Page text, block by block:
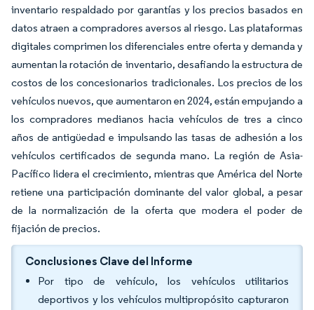
inventario respaldado por garantías y los precios basados en
datos atraen a compradores aversos al riesgo. Las plataformas
digitales comprimen los diferenciales entre oferta y demanda y
aumentan la rotación de inventario, desafiando la estructura de
costos de los concesionarios tradicionales. Los precios de los
vehículos nuevos, que aumentaron en 2024, están empujando a
los compradores medianos hacia vehículos de tres a cinco
años de antigüedad e impulsando las tasas de adhesión a los
vehículos certificados de segunda mano. La región de Asia-
Pacífico lidera el crecimiento, mientras que América del Norte
retiene una participación dominante del valor global, a pesar
de la normalización de la oferta que modera el poder de
fijación de precios.
Conclusiones Clave del Informe
Por tipo de vehículo, los vehículos utilitarios
deportivos y los vehículos multipropósito capturaron